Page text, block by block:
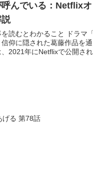
んでいる：Netflix
を読むとわかること ドラマ
信仰に隠された葛藤作品を
2021年にNetflixで公開さ
げる 第78話